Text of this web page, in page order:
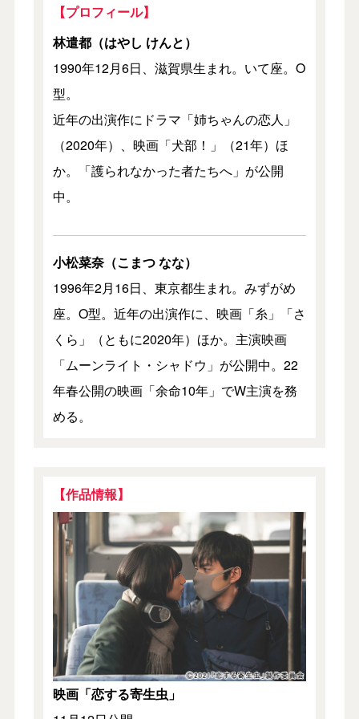
【プロフィール】
林遣都（はやし けんと）
1990年12月6日、滋賀県生まれ。いて座。O
型。
近年の出演作にドラマ「姉ちゃんの恋人」
（2020年）、映画「犬部！」（21年）ほ
か。「護られなかった者たちへ」が公開
中。
小松菜奈（こまつ なな）
1996年2月16日、東京都生まれ。みずがめ
座。O型。近年の出演作に、映画「糸」「さ
くら」（ともに2020年）ほか。主演映画
「ムーンライト・シャドウ」が公開中。22
年春公開の映画「余命10年」でW主演を務
める。
【作品情報】
映画「恋する寄生虫」